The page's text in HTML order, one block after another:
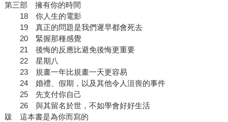
第三部 擁有你的時間
18 你人生的電影
19 真正的問題是我們遲早都會死去
20 緊握那種感覺
21 後悔的反應比避免後悔更重要
22 星期八
23 規畫一年比規畫一天更容易
24 婚禮、假期，以及其他令人沮喪的事件
25 先支付你自己
26 與其留名於世，不如學會好好生活
跋 這本書是為你而寫的